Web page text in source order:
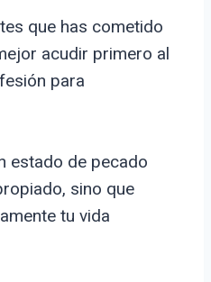
que has cometido
acudir primero al
para
estado de pecado
sino que
tu vida